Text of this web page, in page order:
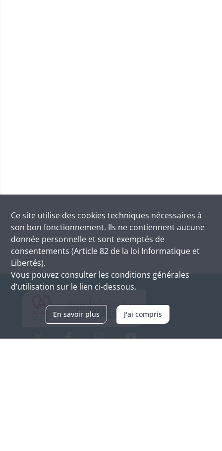
Ce site utilise des cookies techniques nécessaires à
son bon fonctionnement. Ils ne contiennent aucune
donnée personnelle et sont exemptés de
consentements (Article 82 de la loi Informatique et
Libertés).
Vous pouvez consulter les conditions générales
d’utilisation sur le lien ci-dessous.
En savoir plus J'ai compris